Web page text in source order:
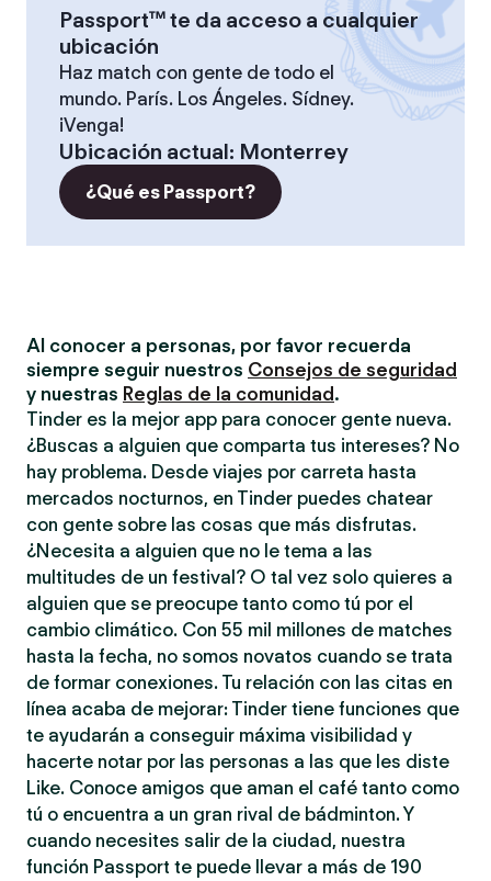
Passport™ te da acceso a cualquier
ubicación
Haz match con gente de todo el
mundo. París. Los Ángeles. Sídney.
¡Venga!
Ubicación actual: Monterrey
¿Qué es Passport?
Al conocer a personas, por favor recuerda
siempre seguir nuestros Consejos de seguridad
y nuestras Reglas de la comunidad .
Tinder es la mejor app para conocer gente nueva.
¿Buscas a alguien que comparta tus intereses? No
hay problema. Desde viajes por carreta hasta
mercados nocturnos, en Tinder puedes chatear
con gente sobre las cosas que más disfrutas.
¿Necesita a alguien que no le tema a las
multitudes de un festival? O tal vez solo quieres a
alguien que se preocupe tanto como tú por el
cambio climático. Con 55 mil millones de matches
hasta la fecha, no somos novatos cuando se trata
de formar conexiones. Tu relación con las citas en
línea acaba de mejorar: Tinder tiene funciones que
te ayudarán a conseguir máxima visibilidad y
hacerte notar por las personas a las que les diste
Like. Conoce amigos que aman el café tanto como
tú o encuentra a un gran rival de bádminton. Y
cuando necesites salir de la ciudad, nuestra
función Passport te puede llevar a más de 190